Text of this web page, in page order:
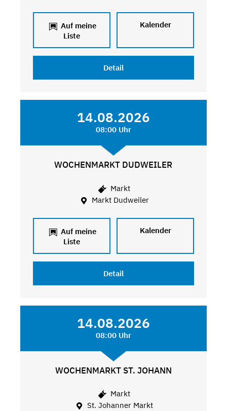
Auf meine
Liste
Kalender
Detail
14.08.2026
08:00 Uhr
WOCHENMARKT DUDWEILER
Markt
Markt Dudweiler
Auf meine
Liste
Kalender
Detail
14.08.2026
08:00 Uhr
WOCHENMARKT ST. JOHANN
Markt
St. Johanner Markt